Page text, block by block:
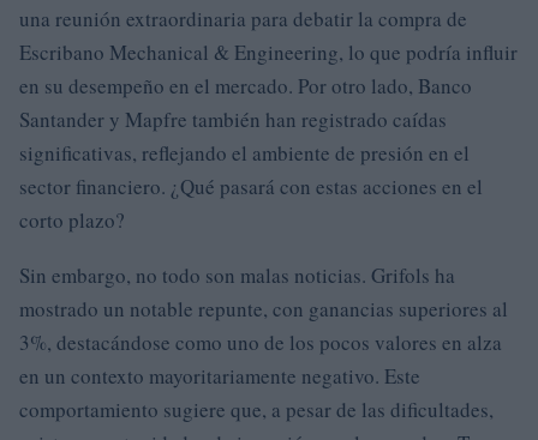
una reunión extraordinaria para debatir la compra de
Escribano Mechanical & Engineering, lo que podría influir
en su desempeño en el mercado. Por otro lado, Banco
Santander y Mapfre también han registrado caídas
significativas, reflejando el ambiente de presión en el
sector financiero. ¿Qué pasará con estas acciones en el
corto plazo?
Sin embargo, no todo son malas noticias. Grifols ha
mostrado un notable repunte, con ganancias superiores al
3%, destacándose como uno de los pocos valores en alza
en un contexto mayoritariamente negativo. Este
comportamiento sugiere que, a pesar de las dificultades,